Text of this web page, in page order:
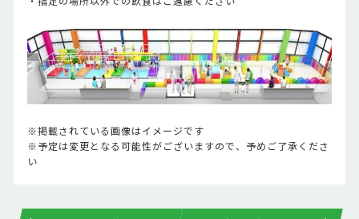
※掲載されている画像はイメージです
※予定は変更となる可能性がございますので、予めご了承くださ
い